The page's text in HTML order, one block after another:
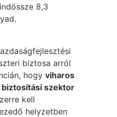
8,3
biztosa arról
hogyviharos
biztosítási szektor
kell
helyzetben